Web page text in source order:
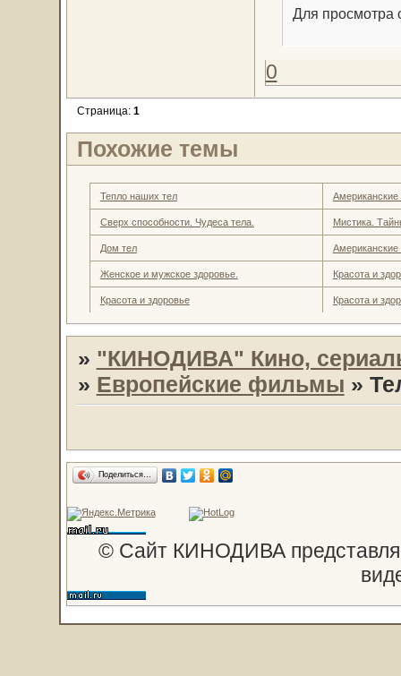
Для просмотра
0
Страница: 1
Похожие темы
Тепло наших тел
Сверх способности. Чудеса тела. Мистика.
Дом тел
Женское и мужское здоровье. Красота и
Красота и здоровье Красота и
» "КИНОДИВА" Кино,
» Европейские фильмы »
Поделиться…
© Сайт КИНОДИВА